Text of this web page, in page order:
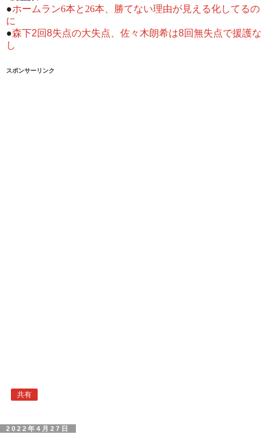
●ホームラン6本と26本、勝てない理由が見える化してるの
に
●森下2回8失点の大失点、佐々木朗希は8回無失点で援護な
し
スポンサーリンク
共有
2022年4月27日